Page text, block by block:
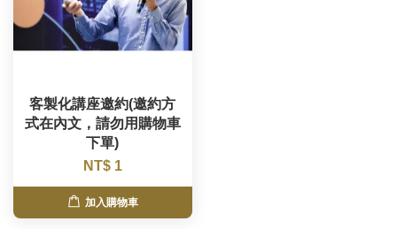
客製化講座邀約(邀約方
式在內文，請勿用購物車
下單)
NT$ 1
加入購物車